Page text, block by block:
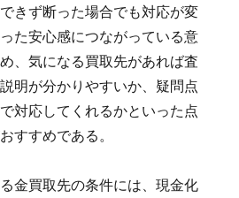
きず断った場合でも対応が変
た安心感につながっている意
、気になる買取先があれば査
明が分かりやすいか、疑問点
対応してくれるかといった点
すすめである。
金買取先の条件には、現金化